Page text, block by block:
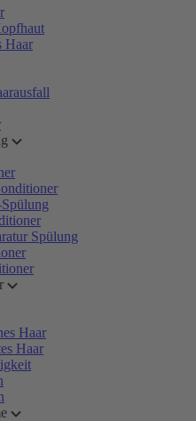
Haar
Spülung
Haar
Haar